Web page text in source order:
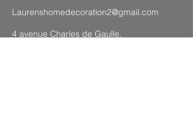
Laurenshomedecoration2@gmail.com
4 avenue Charles de Gaulle,